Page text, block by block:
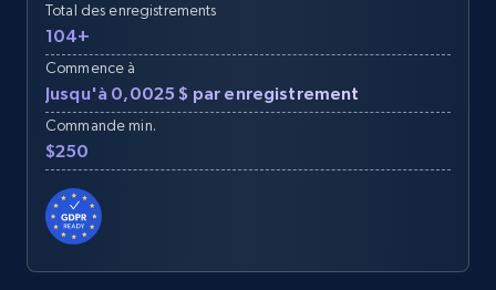
Total des enregistrements
104+
Commence à
Jusqu'à 0,0025 $ par enregistrement
Commande min.
$250